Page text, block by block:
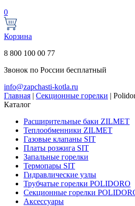
0
Корзина
8 800 100 00 77
Звонок по России бесплатный
info@zapchasti-kotla.ru
Главная | Секционные горелки |
Каталог
Расширительные баки ZILMET
Теплообменники ZILMET
Газовые клапаны SIT
Платы розжига SIT
Запальные горелки
Термопары SIT
Гидравлические узлы
Трубчатые горелки POLIDORO
Секционные горелки
Аксессуары